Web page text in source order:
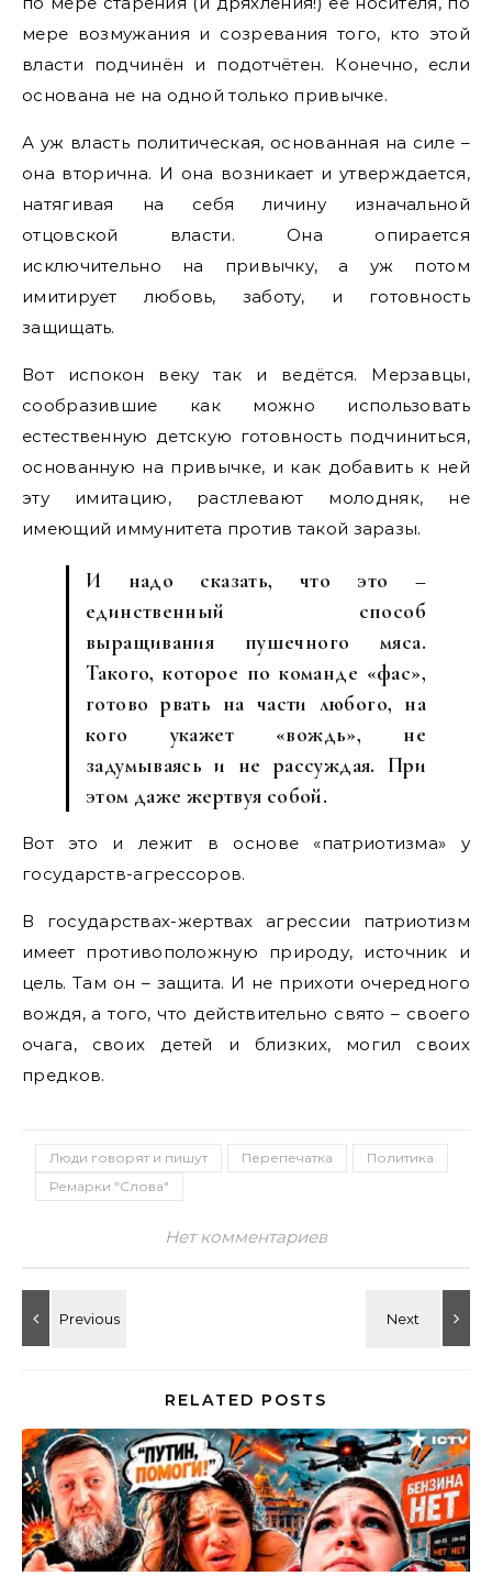
мере возмужания и созревания того, кто этой
власти подчинён и подотчётен. Конечно, если
основана не на одной только привычке.
А уж власть политическая, основанная на силе –
она вторична. И она возникает и утверждается,
натягивая на себя личину изначальной
отцовской власти. Она опирается
исключительно на привычку, а уж потом
имитирует любовь, заботу, и готовность
защищать.
Вот испокон веку так и ведётся. Мерзавцы,
сообразившие как можно использовать
естественную детскую готовность подчиниться,
основанную на привычке, и как добавить к ней
эту имитацию, растлевают молодняк, не
имеющий иммунитета против такой заразы.
И надо сказать, что это –
единственный способ
выращивания пушечного мяса.
Такого, которое по команде «фас»,
готово рвать на части любого, на
кого укажет «вождь», не
задумываясь и не рассуждая. При
этом даже жертвуя собой.
Вот это и лежит в основе «патриотизма» у
государств-агрессоров.
В государствах-жертвах агрессии патриотизм
имеет противоположную природу, источник и
цель. Там он – защита. И не прихоти очередного
вождя, а того, что действительно свято – своего
очага, своих детей и близких, могил своих
предков.
Люди говорят и пишут Перепечатка
Политика
Ремарки "Слова"
Нет комментариев
RELATED POSTS